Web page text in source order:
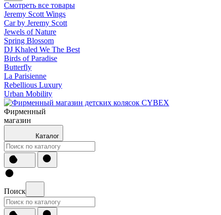
Смотреть все товары
Jeremy Scott Wings
Car by Jeremy Scott
Jewels of Nature
Spring Blossom
DJ Khaled We The Best
Birds of Paradise
Butterfly
La Parisienne
Rebellious Luxury
Urban Mobility
Фирменный
магазин
Каталог
Поиск